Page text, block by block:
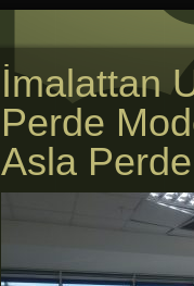
İmalattan
Perde
Asla Perde